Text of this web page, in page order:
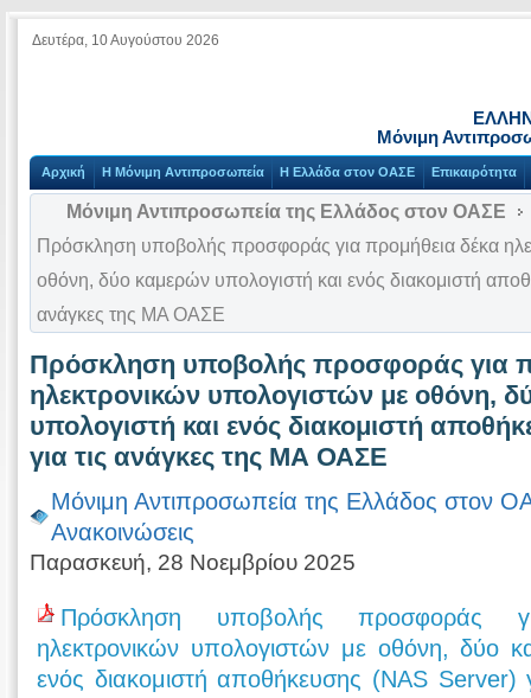
Δευτέρα, 10 Αυγούστου 2026
Μόνιμη
Αρχική Η Μόνιμη Αντιπροσωπεία Η Ελλάδα στον ΟΑΣΕ Επικαιρότητα
Μόνιμη Αντιπροσωπεία της Ελλάδος στον ΟΑΣΕ
Πρόσκληση υποβολής προσφοράς για προμήθεια δέκα
οθόνη, δύο καμερών υπολογιστή και ενός διακομιστή
ανάγκες της ΜΑ ΟΑΣΕ
Πρόσκληση υποβολής προσφοράς για
ηλεκτρονικών υπολογιστών με οθόνη,
υπολογιστή και ενός διακομιστή
για τις ανάγκες της ΜΑ ΟΑΣΕ
Μόνιμη Αντιπροσωπεία της Ελλάδος στον
Ανακοινώσεις
Παρασκευή, 28 Νοεμβρίου 2025
Πρόσκληση υποβολής προσφοράς
ηλεκτρονικών υπολογιστών με οθόνη, δύο
ενός διακομιστή αποθήκευσης (NAS Server)